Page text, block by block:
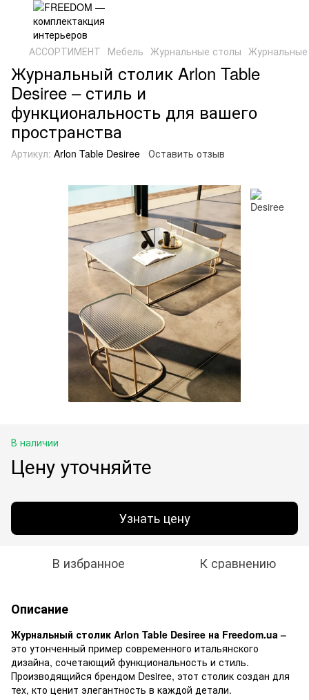
АССОРТИМЕНТ Мебель Журнальные столы
Журнальный столик Arlon Table
Desiree – стиль и
функциональность для вашего
пространства
Артикул: Arlon Table Desiree Оставить отзыв
В наличии
Цену уточняйте
Узнать цену
В избранное К сравнению
Описание
Журнальный столик Arlon Table Desiree на Freedom.ua –
это утонченный пример современного итальянского
дизайна, сочетающий функциональность и стиль.
Производящийся брендом Desiree, этот столик создан для
тех, кто ценит элегантность в каждой детали.